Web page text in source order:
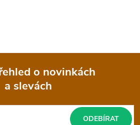
o novinkách
a slevách
ODEBÍRAT